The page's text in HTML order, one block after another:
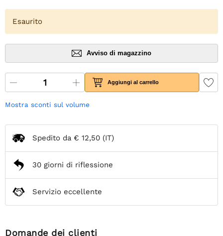
Esaurito
Avviso di magazzino
Aggiungi al carrello
Mostra sconti sul volume
Spedito da € 12,50 (IT)
30 giorni di riflessione
Servizio eccellente
Domande dei clienti